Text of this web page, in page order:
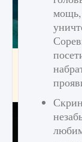
Как
игре
9 августа 2024
мощь,